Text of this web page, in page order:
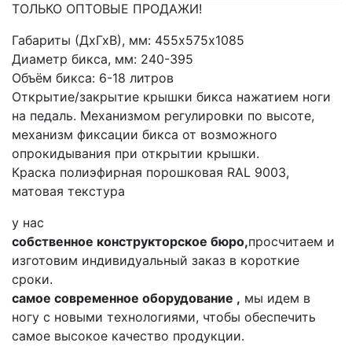
ТОЛЬКО ОПТОВЫЕ ПРОДАЖИ!
Габариты (ДхГхВ), мм: 455х575х1085
Диаметр бикса, мм: 240-395
Объём бикса: 6-18 литров
Открытие/закрытие крышки бикса нажатием ноги
на педаль. Механизмом регулировки по высоте,
механизм фиксации бикса от возможного
опрокидывания при открытии крышки.
Краска полиэфирная порошковая RAL 9003,
матовая текстура
у нас
собственное конструкторское бюро,просчитаем и
изготовим индивидуальный заказ в короткие
сроки.
самое современное оборудование , мы идем в
ногу с новыми технологиями, чтобы обеспечить
самое высокое качество продукции.